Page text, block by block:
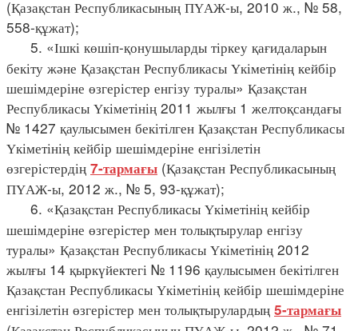
(Қазақстан Республикасының ПҮАЖ-ы, 2010 ж., № 58,
558-құжат);
5. «Ішкі көшіп-қонушыларды тіркеу қағидаларын
бекіту және Қазақстан Республикасы Үкіметінің кейбір
шешімдеріне өзгерістер енгізу туралы» Қазақстан
Республикасы Үкіметінің 2011 жылғы 1 желтоқсандағы
№ 1427 қаулысымен бекітілген Қазақстан Республикасы
Үкіметінің кейбір шешімдеріне енгізілетін
өзгерістердің 7-тармағы (Қазақстан Республикасының
ПҮАЖ-ы, 2012 ж., № 5, 93-құжат);
6. «Қазақстан Республикасы Үкіметінің кейбір
шешімдеріне өзгерістер мен толықтырулар енгізу
туралы» Қазақстан Республикасы Үкіметінің 2012
жылғы 14 қыркүйектегі № 1196 қаулысымен бекітілген
Қазақстан Республикасы Үкіметінің кейбір шешімдеріне
енгізілетін өзгерістер мен толықтырулардың 5-тармағы